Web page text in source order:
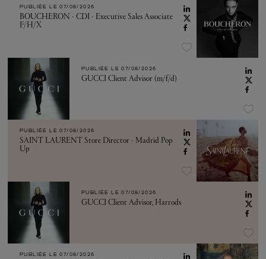
PUBLIÉE LE 07/08/2026
BOUCHERON - CDI - Executive Sales Associate
F/H/X
PUBLIÉE LE 07/08/2026
GUCCI Client Advisor (m/f/d)
PUBLIÉE LE 07/08/2026
SAINT LAURENT Store Director - Madrid Pop
Up
PUBLIÉE LE 07/08/2026
GUCCI Client Advisor, Harrods
PUBLIÉE LE 07/08/2026